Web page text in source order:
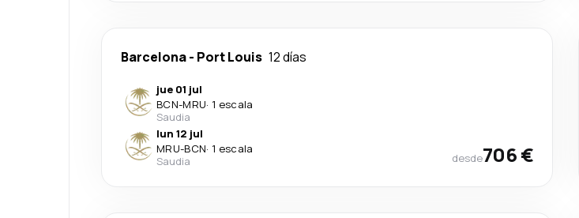
Barcelona- Port Louis 12 días
jue 01 jul
BCN-MRU· 1 escala
Saudia
lun 12 jul
MRU-BCN· 1 escala
Saudia
desde706 €